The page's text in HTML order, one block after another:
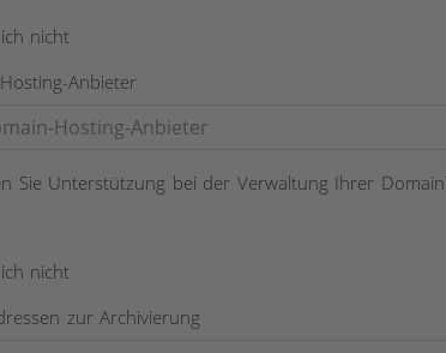
nicht
Anbieter
Sie Unterstützung bei der Verwaltung Ihrer
nicht
zur Archivierung